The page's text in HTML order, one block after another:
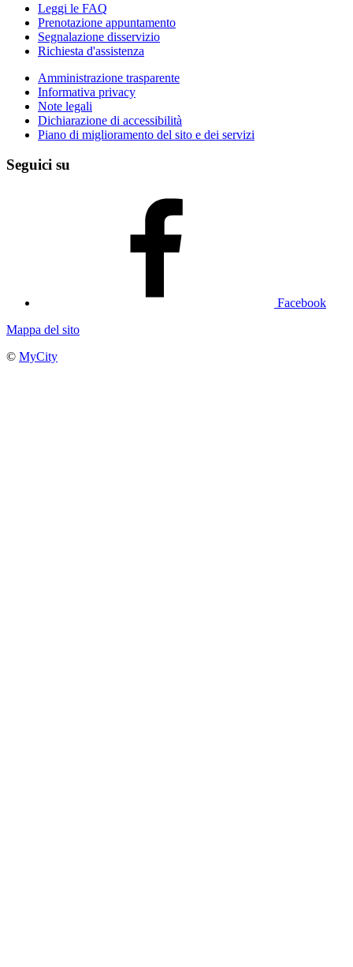
Leggi le FAQ
Prenotazione appuntamento
Segnalazione disservizio
Richiesta d'assistenza
Amministrazione trasparente
Informativa privacy
Note legali
Dichiarazione di accessibilità
Piano di miglioramento del sito e dei servizi
Seguici su
Facebook
Mappa del sito
© MyCity